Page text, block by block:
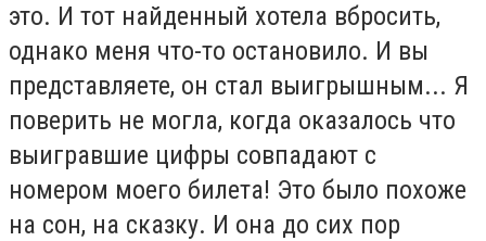
это. И тот найденный хотела вбросить,
однако меня что-то остановило. И вы
представляете, он стал выигрышным... Я
поверить не могла, когда оказалось что
выигравшие цифры совпадают с
номером моего билета! Это было похоже
на сон, на сказку. И она до сих пор